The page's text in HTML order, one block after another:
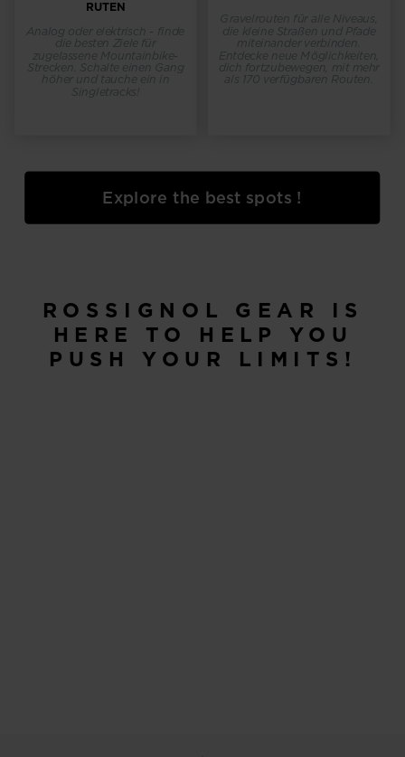
Explore the best spots !
ROSSIGNOL GEAR IS
HERE TO HELP YOU
PUSH YOUR LIMITS!
RUTEN
Analog oder elektrisch - finde
die besten Ziele für
zugelassene Mountainbike-
Strecken. Schalte einen Gang
höher und tauche ein in
Singletracks!
Gravelrouten für alle Niveaus,
die kleine Straßen und Pfade
miteinander verbinden.
Entdecke neue Möglichkeiten,
dich fortzubewegen, mit mehr
als 170 verfügbaren Routen.